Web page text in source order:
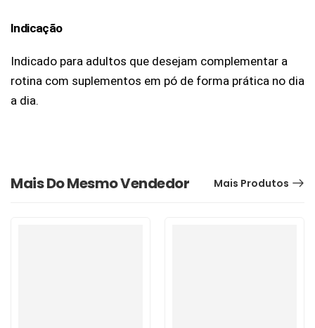
Indicação
Indicado para adultos que desejam complementar a
rotina com suplementos em pó de forma prática no dia
a dia.
Mais Do Mesmo Vendedor Mais Produtos